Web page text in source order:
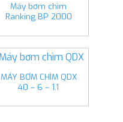
Máy bơm chìm
Ranking BP 2000
MÁY BƠM CHÌM QDX
40 – 6 – 1.1